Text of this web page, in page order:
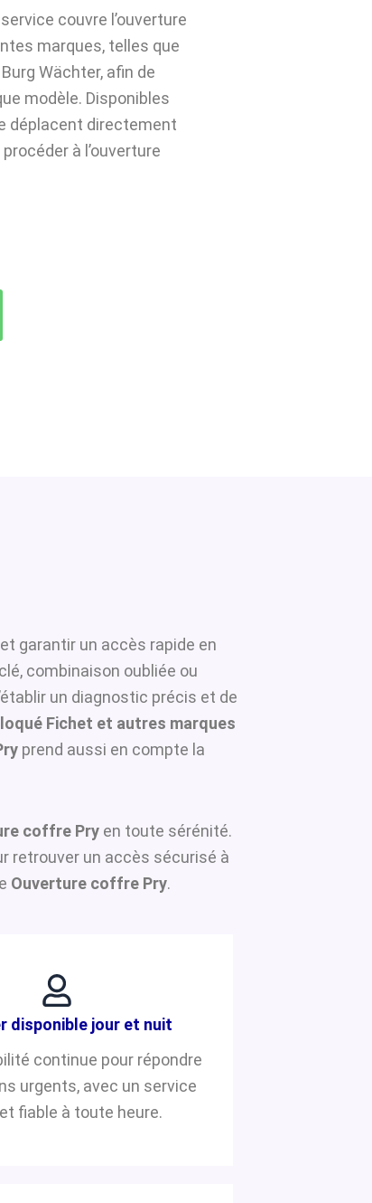
couvre l’ouverture
marques, telles que
Wächter, afin de
modèle. Disponibles
déplacent directement
à l’ouverture
garantir un accès rapide en
combinaison oubliée ou
un diagnostic précis et de
Fichet et autres marques
prend aussi en compte la
coffre Pry en toute sérénité.
retrouver un accès sécurisé à
Ouverture coffre Pry.
disponible jour et nuit
continue pour répondre
urgents, avec un service
fiable à toute heure.